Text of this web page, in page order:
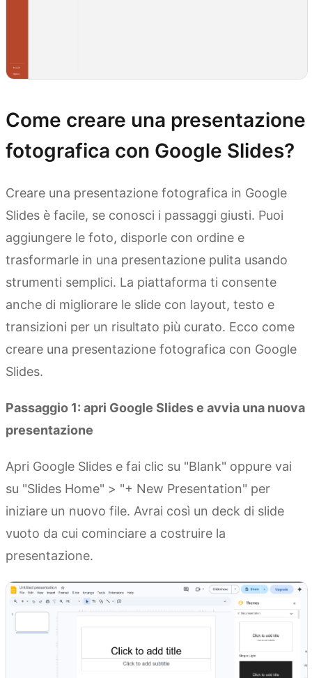
Come creare una presentazione
fotografica con Google Slides?
Creare una presentazione fotografica in Google
Slides è facile, se conosci i passaggi giusti. Puoi
aggiungere le foto, disporle con ordine e
trasformarle in una presentazione pulita usando
strumenti semplici. La piattaforma ti consente
anche di migliorare le slide con layout, testo e
transizioni per un risultato più curato. Ecco come
creare una presentazione fotografica con Google
Slides.
Passaggio 1: apri Google Slides e avvia una nuova
presentazione
Apri Google Slides e fai clic su "Blank" oppure vai
su "Slides Home" > "+ New Presentation" per
iniziare un nuovo file. Avrai così un deck di slide
vuoto da cui cominciare a costruire la
presentazione.